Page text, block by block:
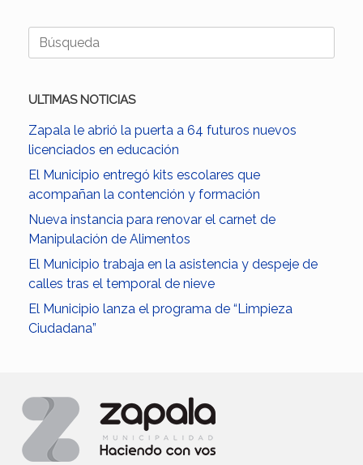
Buscar:
ULTIMAS NOTICIAS
Zapala le abrió la puerta a 64 futuros nuevos
licenciados en educación
El Municipio entregó kits escolares que
acompañan la contención y formación
Nueva instancia para renovar el carnet de
Manipulación de Alimentos
El Municipio trabaja en la asistencia y despeje de
calles tras el temporal de nieve
El Municipio lanza el programa de “Limpieza
Ciudadana”